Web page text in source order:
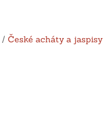
/ České acháty a jaspisy